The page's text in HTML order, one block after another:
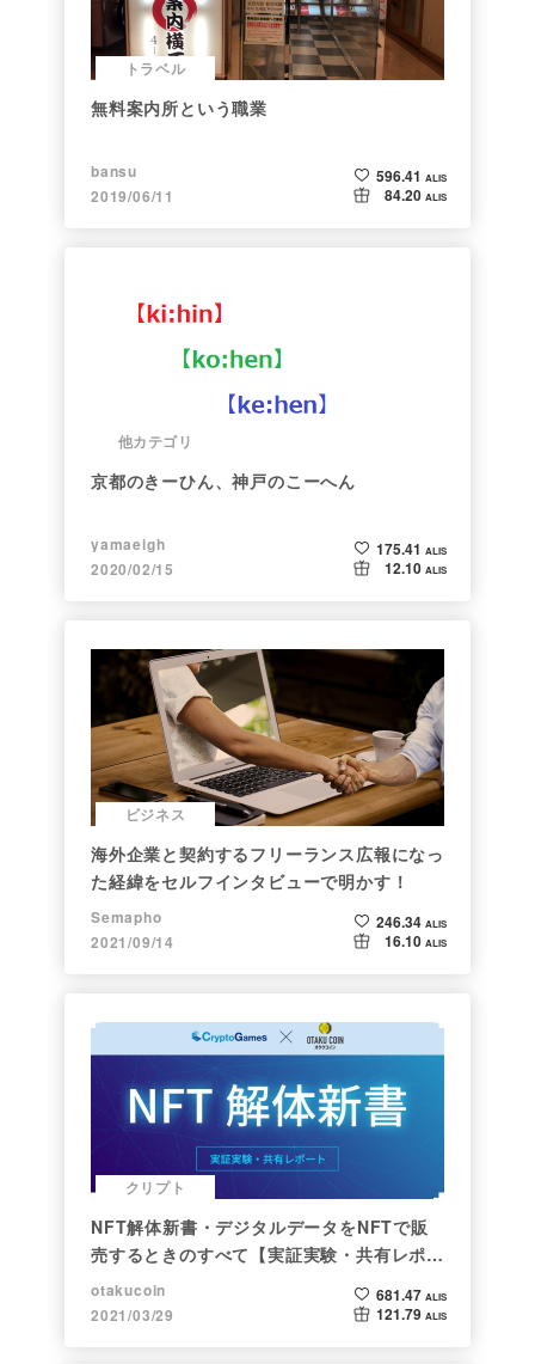
トラベル
無料案内所という職業
bansu
2019/06/11
596.41 ALIS
84.20 ALIS
他カテゴリ
京都のきーひん、神戸のこーへん
yamaeigh
2020/02/15
175.41 ALIS
12.10 ALIS
ビジネス
海外企業と契約するフリーランス広報になっ
た経緯をセルフインタビューで明かす！
Semapho
2021/09/14
246.34 ALIS
16.10 ALIS
クリプト
NFT解体新書・デジタルデータをNFTで販
売するときのすべて【実証実験・共有レポー
ト】
otakucoin
2021/03/29
681.47 ALIS
121.79 ALIS